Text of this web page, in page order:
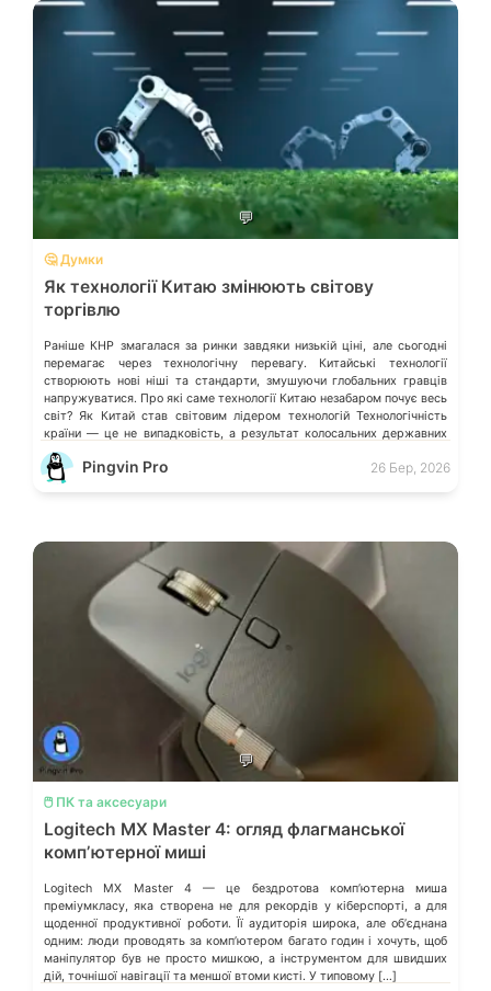
💬
🤔 Думки
Як технології Китаю змінюють світову
торгівлю
Раніше КНР змагалася за ринки завдяки низькій ціні, але сьогодні
перемагає через технологічну перевагу. Китайські технології
створюють нові ніші та стандарти, змушуючи глобальних гравців
напружуватися. Про які саме технології Китаю незабаром почує весь
світ? Як Китай став світовим лідером технологій Технологічність
країни — це не випадковість, а результат колосальних державних
інвестицій, жорсткого протекціонізму та здатності […]
Pingvin Pro 26 Бер, 2026
💬
🖱️ ПК та аксесуари
Logitech MX Master 4: огляд флагманської
компʼютерної миші
Logitech MX Master 4 — це бездротова комп’ютерна миша
преміумкласу, яка створена не для рекордів у кіберспорті, а для
щоденної продуктивної роботи. Її аудиторія широка, але обʼєднана
одним: люди проводять за компʼютером багато годин і хочуть, щоб
маніпулятор був не просто мишкою, а інструментом для швидших
дій, точнішої навігації та меншої втоми кисті. У типовому […]